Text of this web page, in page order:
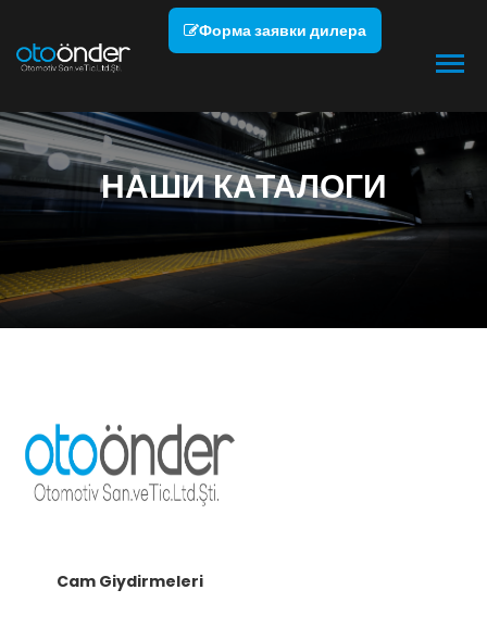
Форма заявки дилера
НАШИ КАТАЛОГИ
Cam Giydirmeleri